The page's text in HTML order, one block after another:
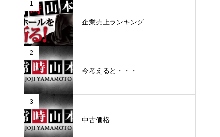
1
企業売上ランキング
2
今考えると・・・
3
中古価格